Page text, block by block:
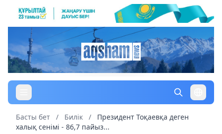
Басты бет / Билік /
Президент Тоқаевқа деген
халық сенімі - 86,7 пайыз...